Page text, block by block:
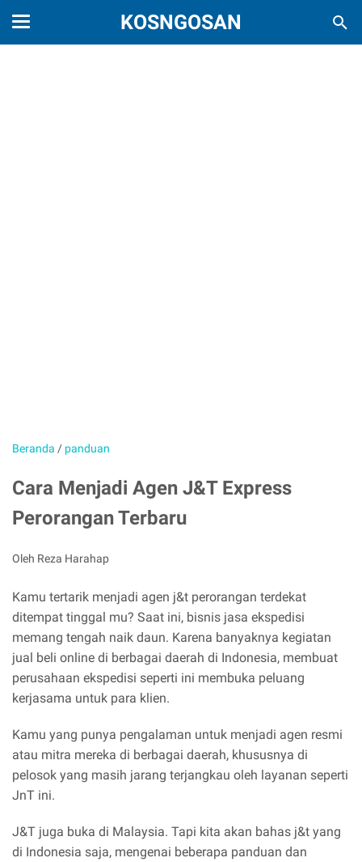
KOSNGOSAN
Beranda / panduan
Cara Menjadi Agen J&T Express
Perorangan Terbaru
Oleh Reza Harahap
Kamu tertarik menjadi agen j&t perorangan terdekat
ditempat tinggal mu? Saat ini, bisnis jasa ekspedisi
memang tengah naik daun. Karena banyaknya kegiatan
jual beli online di berbagai daerah di Indonesia, membuat
perusahaan ekspedisi seperti ini membuka peluang
kerjasama untuk para klien.
Kamu yang punya pengalaman untuk menjadi agen resmi
atau mitra mereka di berbagai daerah, khususnya di
pelosok yang masih jarang terjangkau oleh layanan seperti
JnT ini.
J&T juga buka di Malaysia. Tapi kita akan bahas j&t yang
di Indonesia saja, mengenai beberapa panduan dan